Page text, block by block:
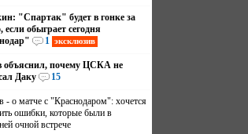
"Спартак" будет в гонке за
если обыграет сегодня
1 эксклюзив
объяснил, почему ЦСКА не
Даку
15
- о матче с "Краснодаром": хочется
ошибки, которые были в
очной встрече